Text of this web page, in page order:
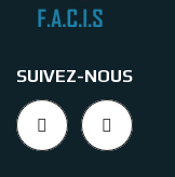
SUIVEZ-NOUS